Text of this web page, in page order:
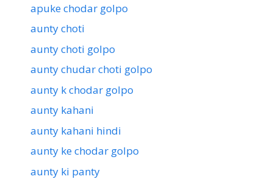
apuke chodar golpo
aunty choti
aunty choti golpo
aunty chudar choti golpo
aunty k chodar golpo
aunty kahani
aunty kahani hindi
aunty ke chodar golpo
aunty ki panty